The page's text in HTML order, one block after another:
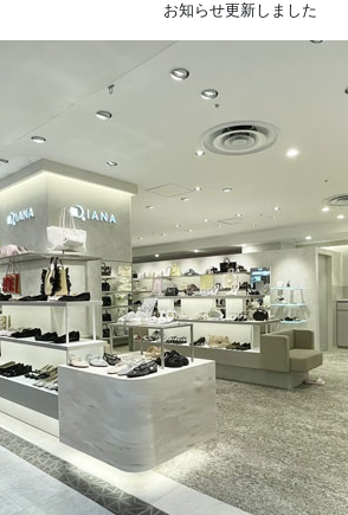
お知らせ更新しました